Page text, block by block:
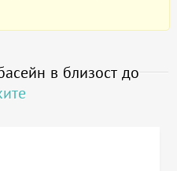
в близост до